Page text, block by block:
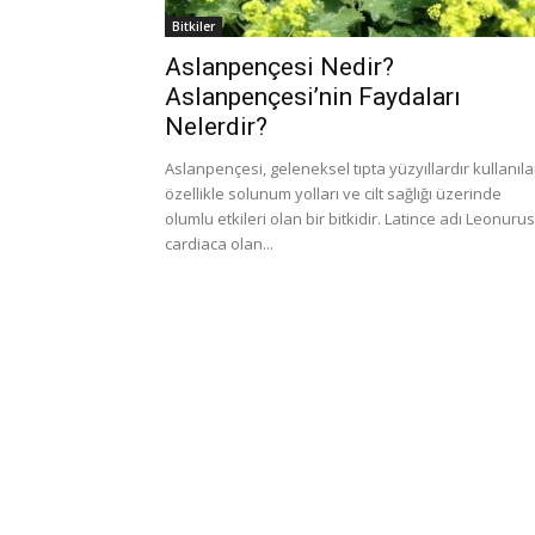
Bitkiler
Aslanpençesi Nedir?
Aslanpençesi’nin Faydaları
Nelerdir?
Aslanpençesi, geleneksel tıpta yüzyıllardır
özellikle solunum yolları ve cilt sağlığı üzerinde
olumlu etkileri olan bir bitkidir. Latince adı Leonurus
cardiaca olan...